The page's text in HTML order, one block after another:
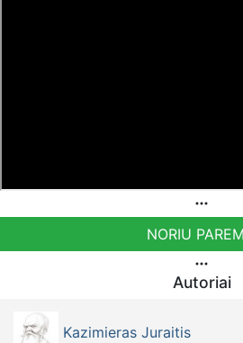
Sąskaita - BE92 9741 1390 8123
Bankas MONESE, SWIFT (BIC)
Norintys paremti Visuomeninį
AUŠRA kviečiami pervesti į šią
LT883500010014525654 -
NORIU
Autoriai
Kazimieras Juraitis